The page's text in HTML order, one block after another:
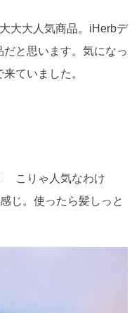
大大人気商品。iHerbデ
と思います。気になっ
ていました。
こりゃ人気なわけ
じ。使ったら髪しっと